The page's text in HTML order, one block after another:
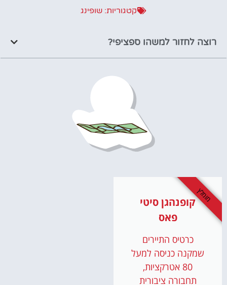
קטגוריות: שופינג
רוצה לחזור למשהו ספציפי?
קופנהגן סיטי
פאס
כרטיס התיירים
שמקנה כניסה למעל
80 אטרקציות,
תחבורה ציבורית
מומלץ